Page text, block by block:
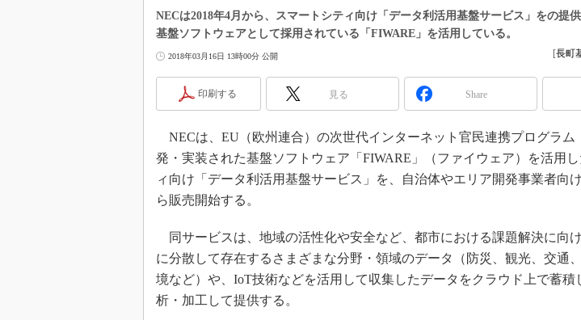
NECは2018年4月から、スマートシティ向け「データ利活用基盤サービス」をの提
基盤ソフトウェアとして採用されている「FIWARE」を活用している。
2018年03月16日 13時00分 公開 [長町
印刷する 見る Share
NECは、EU（欧州連合）の次世代インターネット官民連携プログラム
発・実装された基盤ソフトウェア「FIWARE」（ファイウェア）を活用
ィ向け「データ利活用基盤サービス」を、自治体やエリア開発事業者向
ら販売開始する。
同サービスは、地域の活性化や安全など、都市における課題解決に向
に分散して存在するさまざまな分野・領域のデータ（防災、観光、交通
境など）や、IoT技術などを活用して収集したデータをクラウド上で蓄積
析・加工して提供する。